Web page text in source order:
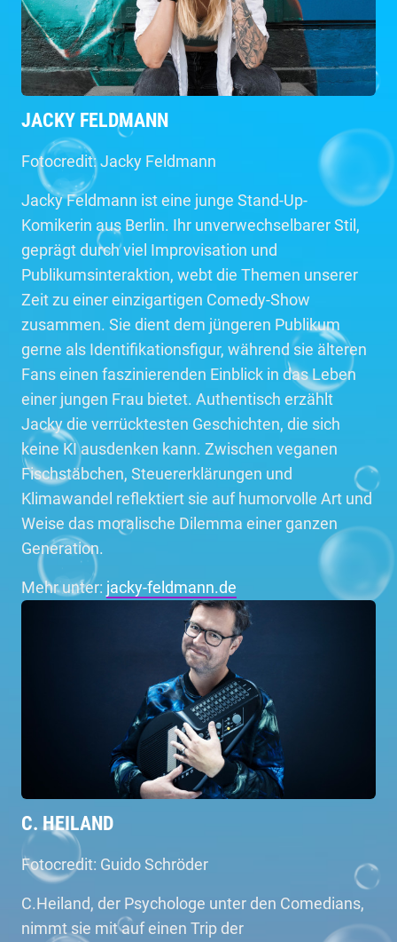
JACKY FELDMANN
Fotocredit: Jacky Feldmann
Jacky Feldmann ist eine junge Stand-Up-
Komikerin aus Berlin. Ihr unverwechselbarer Stil,
geprägt durch viel Improvisation und
Publikumsinteraktion, webt die Themen unserer
Zeit zu einer einzigartigen Comedy-Show
zusammen. Sie dient dem jüngeren Publikum
gerne als Identifikationsfigur, während sie älteren
Fans einen faszinierenden Einblick in das Leben
einer jungen Frau bietet. Authentisch erzählt
Jacky die verrücktesten Geschichten, die sich
keine KI ausdenken kann. Zwischen veganen
Fischstäbchen, Steuererklärungen und
Klimawandel reflektiert sie auf humorvolle Art und
Weise das moralische Dilemma einer ganzen
Generation.
Mehr unter: jacky-feldmann.de
C. HEILAND
Fotocredit: Guido Schröder
C.Heiland, der Psychologe unter den Comedians,
nimmt sie mit auf einen Trip der